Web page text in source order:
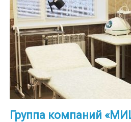
Группа компаний